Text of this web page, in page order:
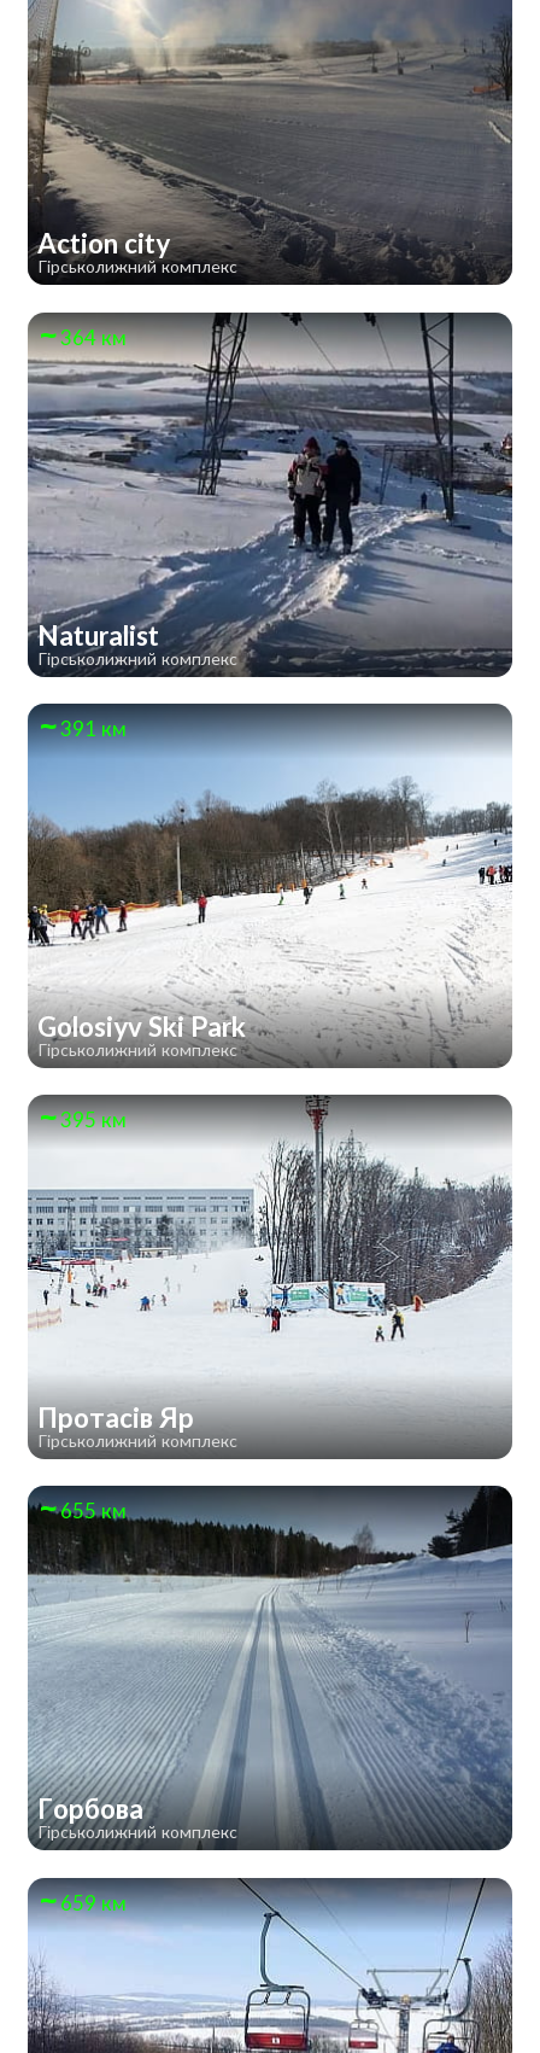
Action city
Гірськолижний комплекс
364 км
Naturalist
Гірськолижний комплекс
391 км
Golosiyv Ski Park
Гірськолижний комплекс
395 км
Протасів Яр
Гірськолижний комплекс
655 км
Горбова
Гірськолижний комплекс
659 км